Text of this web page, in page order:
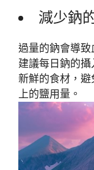
減少鈉
過量的鈉會導致
建議每日鈉的
新鮮的食材，
上的鹽用量。